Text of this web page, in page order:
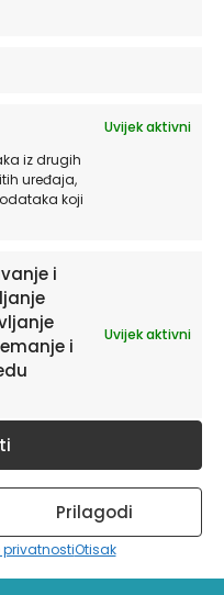
Uvijek aktivni
iz drugih
uređaja,
koji
i
i
Uvijek aktivni
Prilagodi
privatnostiOtisak
sobu | Map of